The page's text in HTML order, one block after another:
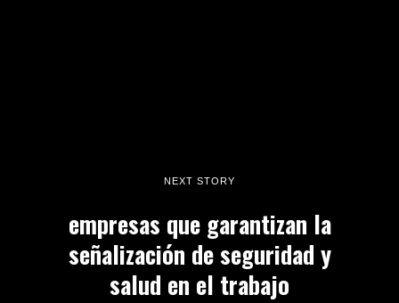
NEXT STORY
empresas que garantizan la
señalización de seguridad y
salud en el trabajo